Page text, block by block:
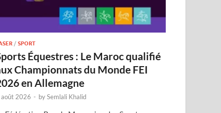
/SPORT
Équestres : Le Maroc qualifié
Championnats du Monde FEI
en Allemagne
2026 - bySemlali Khalid